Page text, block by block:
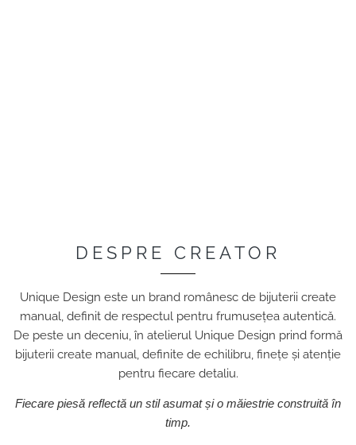
DESPRE CREATOR
Unique Design este un brand românesc de bijuterii create
manual, definit de respectul pentru frumusețea autentică.
De peste un deceniu, în atelierul Unique Design prind formă
bijuterii create manual, definite de echilibru, finețe și atenție
pentru fiecare detaliu.
Fiecare piesă reflectă un stil asumat și o măiestrie construită în
timp.